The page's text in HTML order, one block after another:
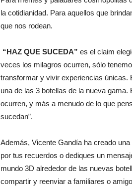
la cotidianidad. Para aquellos que
que nos rodean.
“HAZ QUE SUCEDA” es el claim
veces los milagros ocurren, sólo
transformar y vivir experiencias únicas.
una de las 3 botellas de la nueva
ocurren, y más a menudo de lo que
sucedan”.
Además, Vicente Gandía ha creado una
por tus recuerdos o dediques un
mundo 3D alrededor de las nuevas
compartir y reenviar a familiares o